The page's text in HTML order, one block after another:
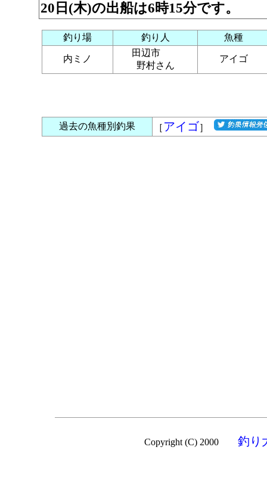
20日(木)の出船は6時15分です。
釣り場 釣り人 魚種
内ミノ
田辺市
野村さん
アイゴ
過去の魚種別釣果 ［ アイゴ］
Copyright (C) 2000 釣り